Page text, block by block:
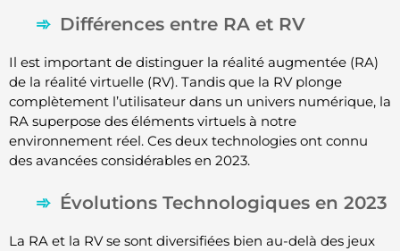
Différences entre RA et RV
Il est important de distinguer la réalité augmentée (RA)
de la réalité virtuelle (RV). Tandis que la RV plonge
complètement l’utilisateur dans un univers numérique, la
RA superpose des éléments virtuels à notre
environnement réel. Ces deux technologies ont connu
des avancées considérables en 2023.
Évolutions Technologiques en 2023
La RA et la RV se sont diversifiées bien au-delà des jeux